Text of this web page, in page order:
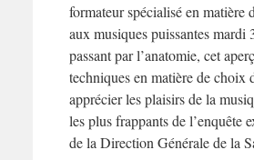
formateur spécialisé en matière
aux musiques puissantes
passant par l’anatomie, cet
techniques en matière de choix
apprécier les plaisirs de la
les plus frappants de l’enquête
de la Direction Générale de la